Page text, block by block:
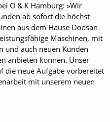
O & K Hamburg: »Wir
ab sofort die höchst
aus dem Hause Doosan
Maschinen, mit
und auch neuen Kunden
anbieten können. Unser
die neue Aufgabe vorbereitet
mit unserem neuen